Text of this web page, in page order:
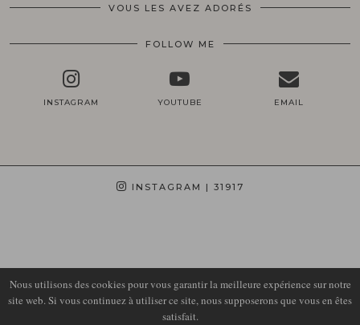
VOUS LES AVEZ ADORÉS
FOLLOW ME
INSTAGRAM YOUTUBE EMAIL
INSTAGRAM | 31917
LIRONS D'ELLE
Nous utilisons des cookies pour vous garantir la meilleure expérience sur notre
site web. Si vous continuez à utiliser ce site, nous supposerons que vous en êtes
satisfait.